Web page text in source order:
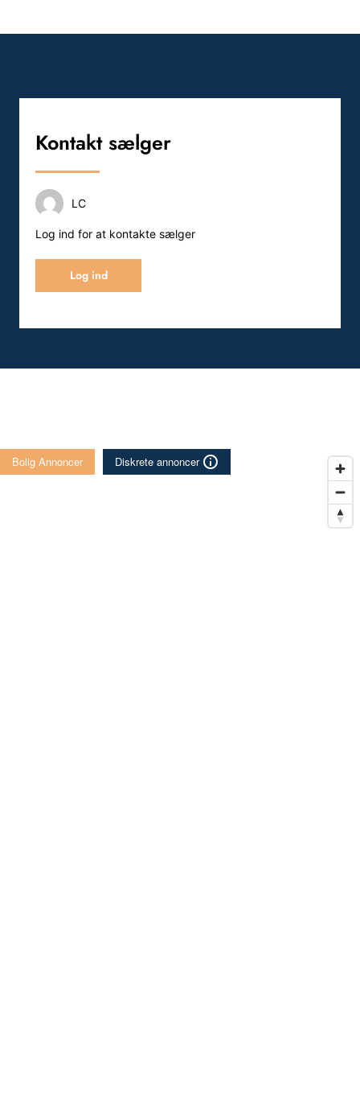
Kontakt sælger
LC
Log ind for at kontakte sælger
Log ind
Bolig Annoncer Diskrete annoncer